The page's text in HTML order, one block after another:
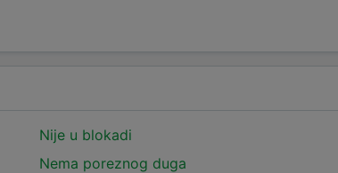
Nije u blokadi
Nema poreznog duga